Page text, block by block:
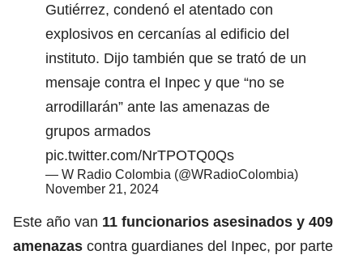
Gutiérrez, condenó el atentado con
explosivos en cercanías al edificio del
instituto. Dijo también que se trató de un
mensaje contra el Inpec y que “no se
arrodillarán” ante las amenazas de
grupos armados
pic.twitter.com/NrTPOTQ0Qs
— W Radio Colombia (@WRadioColombia)
November 21, 2024
Este año van 11 funcionarios asesinados y 409
amenazas contra guardianes del Inpec, por parte